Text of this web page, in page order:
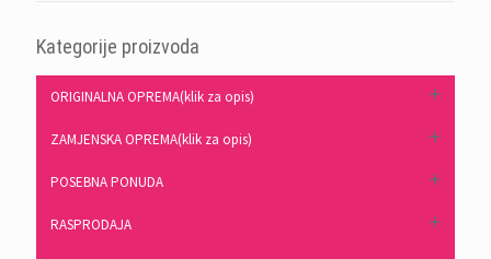
Kategorije proizvoda
ORIGINALNA OPREMA(klik za opis)
ZAMJENSKA OPREMA(klik za opis)
POSEBNA PONUDA
RASPRODAJA